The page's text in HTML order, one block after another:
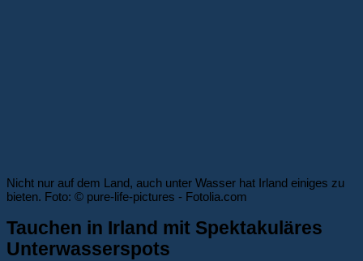
Nicht nur auf dem Land, auch unter Wasser hat Irland einiges zu
bieten. Foto: © pure-life-pictures - Fotolia.com
Tauchen in Irland mit Spektakuläres
Unterwasserspots